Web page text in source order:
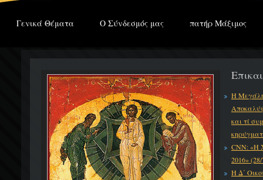
Γενικά Θέματα Ο Σύνδεσμός μας πατήρ Μάξιμος
Η Μεγάλη
και τί
CNN: «Η
2016»
Η Δ΄